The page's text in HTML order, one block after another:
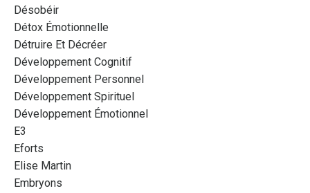
Désobéir
Détox Émotionnelle
Détruire Et Décréer
Développement Cognitif
Développement Personnel
Développement Spirituel
Développement Émotionnel
E3
Eforts
Elise Martin
Embryons